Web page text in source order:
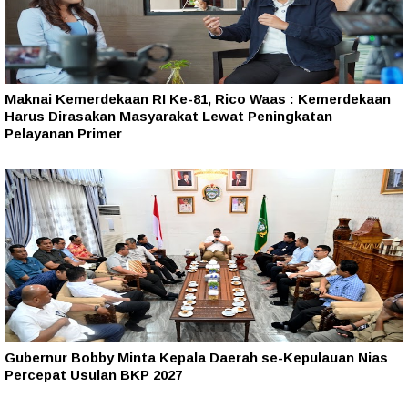
Maknai Kemerdekaan RI Ke-81, Rico Waas : Kemerdekaan
Harus Dirasakan Masyarakat Lewat Peningkatan
Pelayanan Primer
Gubernur Bobby Minta Kepala Daerah se-Kepulauan Nias
Percepat Usulan BKP 2027